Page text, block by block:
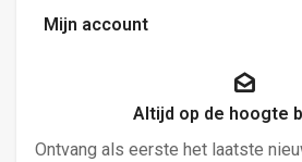
Mijn account
Altijd op de hoogte
Ontvang als eerste het laatste